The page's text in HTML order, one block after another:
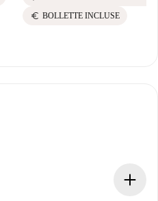
euro BOLLETTE INCLUSE